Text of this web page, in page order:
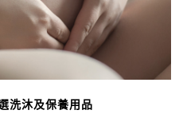
洗沐及保養用品